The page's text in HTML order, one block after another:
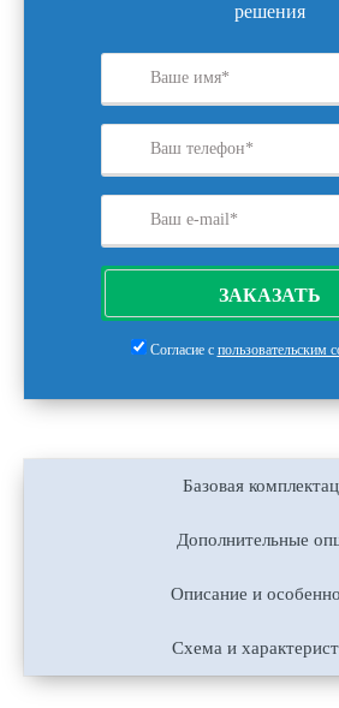
решения
ЗАКАЗАТЬ
Согласие с пользовательским
Базовая
Дополнительные
Описание и
Схема и